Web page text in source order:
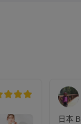
日本